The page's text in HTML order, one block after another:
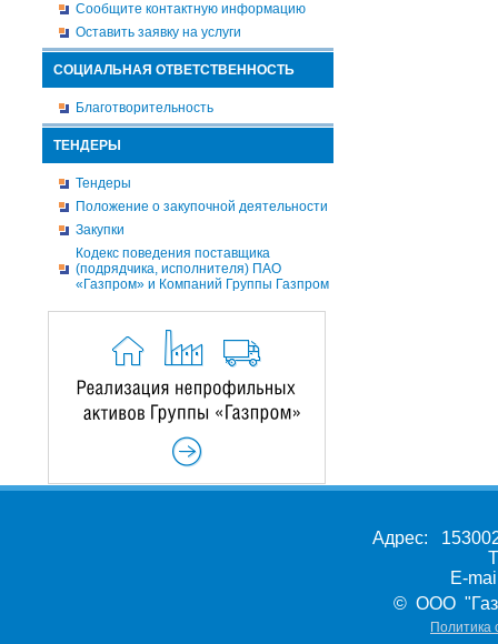
Сообщите контактную информацию
Оставить заявку на услуги
СОЦИАЛЬНАЯ ОТВЕТСТВЕННОСТЬ
Благотворительность
ТЕНДЕРЫ
Тендеры
Положение о закупочной деятельности
Закупки
Кодекс поведения поставщика
(подрядчика, исполнителя) ПАО
«Газпром» и Компаний Группы Газпром
Адрес:
E-
© ООО
Политика